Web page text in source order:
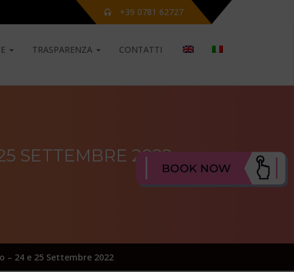
+39 0781 62727
TRASPARENZA CONTATTI
SETTEMBRE 2022
– 24 e 25 Settembre 2022